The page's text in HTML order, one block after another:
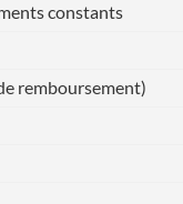
constants
remboursement)